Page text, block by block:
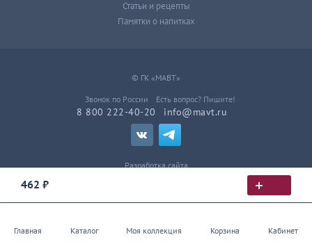
Главная Каталог Моя коллекция Корзина Кабинет
462 ₽
Статьи и рецепты
Памятки о напитках
© ГК «МАВТ»
Звонок по России
8 800 222-40-20
Есть вопрос? Пишите!
info@mavt.ru
Разработка сайта